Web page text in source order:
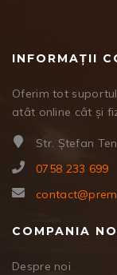
INFORMAȚII
Oferim tot
atât online cât și
Str. Ștefan
0758 233 699
COMPANIA
Despre noi